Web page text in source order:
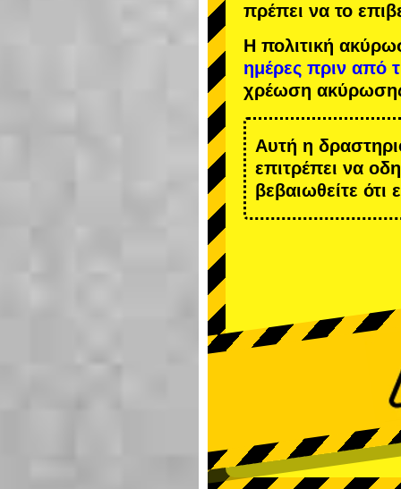
πρέπει να το
Η πολιτική
ημέρες πριν από
χρέωση
Αυτή η
επιτρέπει να
βεβαιωθείτε ότι